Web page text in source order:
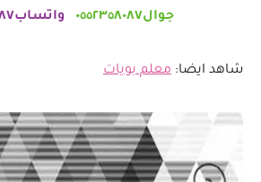
جوال٠٥٥٢٣٥٨٠٨٧ واتساب٠٥٥٢٣٥٨٠٨٧
شاهد ايضا: معلم بويات